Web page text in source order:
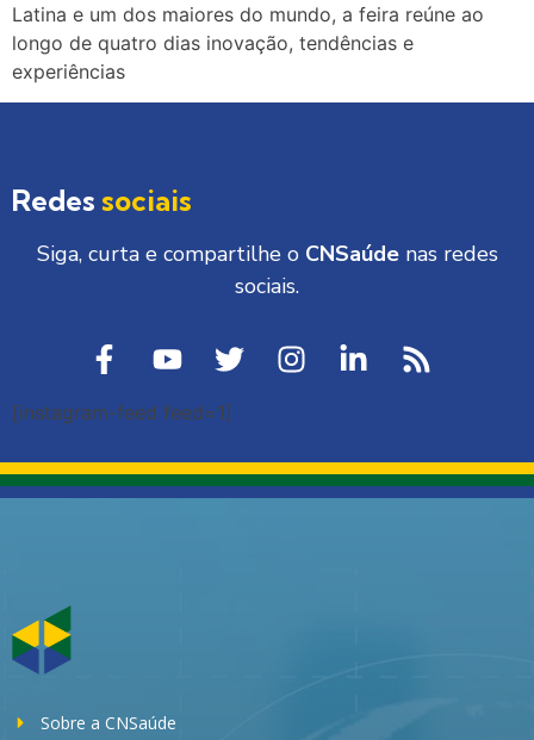
Latina e um dos maiores do mundo, a feira reúne ao
longo de quatro dias inovação, tendências e
experiências
Redes sociais
Siga, curta e compartilhe o CNSaúdenas redes
sociais.
[instagram-feed feed=1]
Sobre a CNSaúde